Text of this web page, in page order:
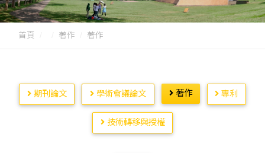
首頁 著作 著作
期刊論文 學術會議論文 著作 專利
技術轉移與授權